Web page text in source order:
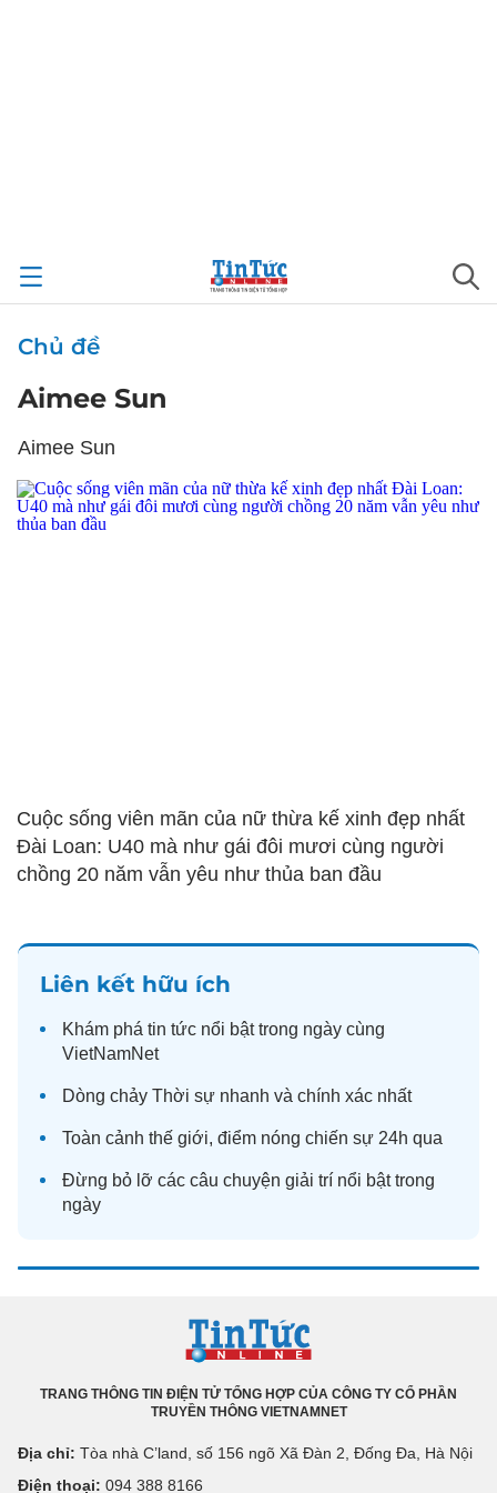
Chủ đề
Aimee Sun
Aimee Sun
Cuộc sống viên mãn của nữ thừa kế xinh đẹp nhất
Đài Loan: U40 mà như gái đôi mươi cùng người
chồng 20 năm vẫn yêu như thủa ban đầu
Liên kết hữu ích
Khám phá tin tức nổi bật trong ngày cùng
VietNamNet
Dòng chảy Thời sự nhanh và chính xác nhất
Toàn cảnh thế giới, điểm nóng chiến sự 24h qua
Đừng bỏ lỡ các câu chuyện giải trí nổi bật trong
ngày
TRANG THÔNG TIN ĐIỆN TỬ TỔNG HỢP CỦA CÔNG TY CỔ PHẦN
TRUYỀN THÔNG VIETNAMNET
Địa chỉ: Tòa nhà C’land, số 156 ngõ Xã Đàn 2, Đống Đa, Hà Nội
Điện thoại: 094 388 8166